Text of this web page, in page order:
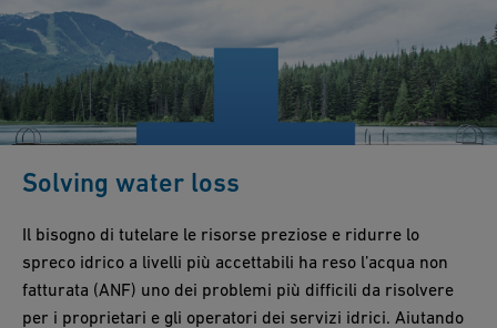
Solving water loss
Il bisogno di tutelare le risorse preziose e ridurre lo
spreco idrico a livelli più accettabili ha reso l’acqua non
fatturata (ANF) uno dei problemi più difficili da risolvere
per i proprietari e gli operatori dei servizi idrici. Aiutando